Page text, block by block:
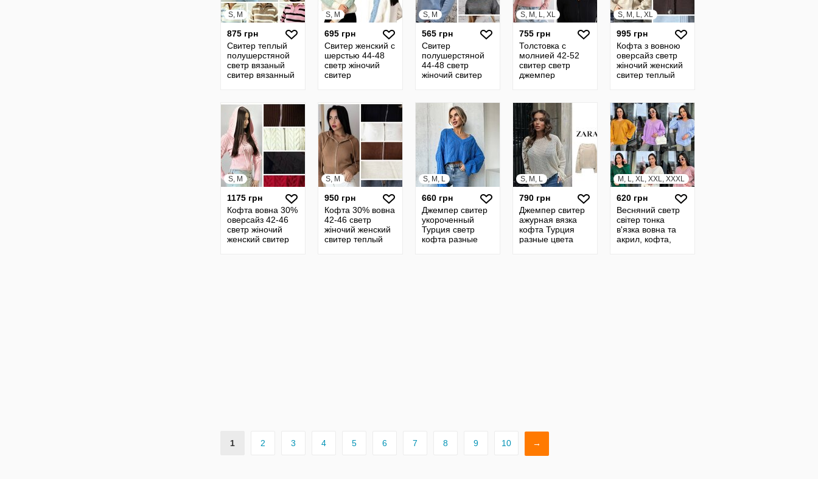
S, M
875 грн
Свитер теплый
полушерстяной
светр вязаный
свитер вязанный
женская 30
S, M
695 грн
Свитер женский с
шерстью 44-48
светр жіночий
свитер
кофта 4
S, M
565 грн
Свитер
полушерстяной
44-48 светр
жіночий свитер
4
S, M, L, XL
755 грн
Толстовка с
молнией 42-52
свитер светр
джемпер
S, M, L, XL
995 грн
Кофта з вовною
оверсайз светр
жіночий женский
свитер теплый
кофта 4
S, M
1175 грн
Кофта вовна 30%
оверсайз 42-46
светр жіночий
женский свитер
S, M
950 грн
Кофта 30% вовна
42-46 светр
жіночий женский
свитер теплый
S, M, L
660 грн
Джемпер свитер
укороченный
Турция светр
кофта разные
S, M, L
790 грн
Джемпер свитер
ажурная вязка
кофта Турция
разные цвета
M, L, XL, XXL, XXXL
620 грн
Весняний светр
світер тонка
в'язка вовна та
акрил, кофта,
1 2 3 4 5 6 7 8 9 10 →